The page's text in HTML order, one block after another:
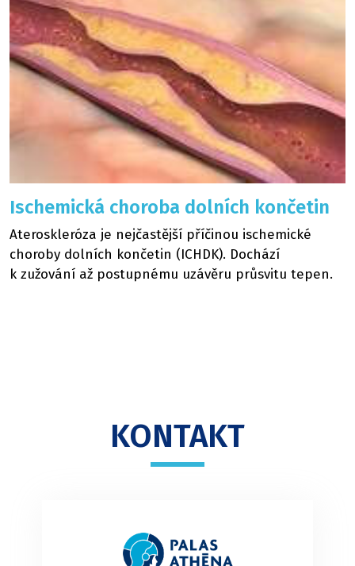
Ischemická choroba dolních končetin
Ateroskleróza je nejčastější příčinou ischemické
choroby dolních končetin (ICHDK). Dochází
k zužování až postupnému uzávěru průsvitu tepen.
KONTAKT